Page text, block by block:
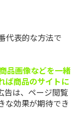
代表的な方法で
品画像などを一緒
ば商品のサイトに
告は、ページ閲覧
な効果が期待でき